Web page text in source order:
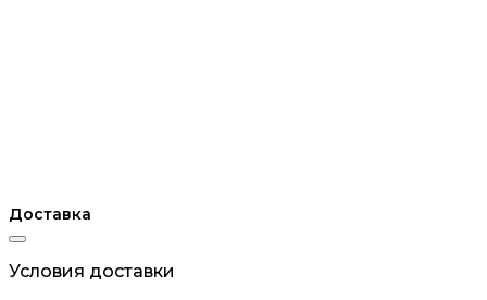
Доставка
Условия доставки